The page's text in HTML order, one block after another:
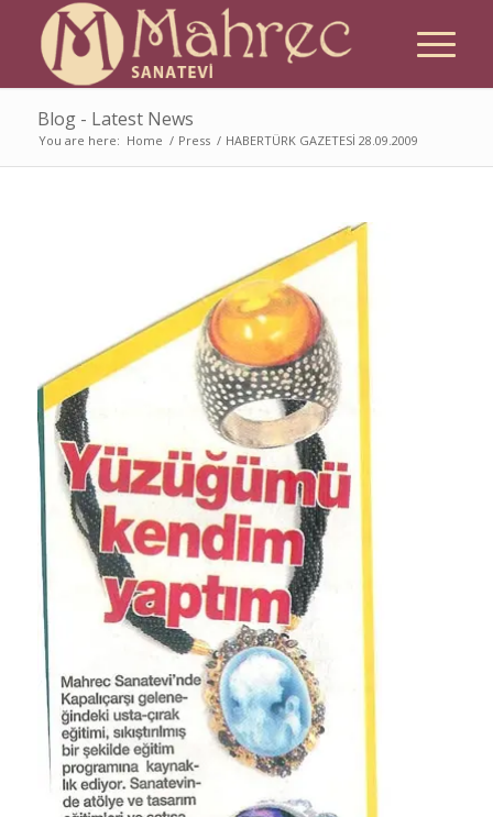
Blog - Latest News
You are here: Home / Press / HABERTÜRK GAZETESİ 28.09.2009